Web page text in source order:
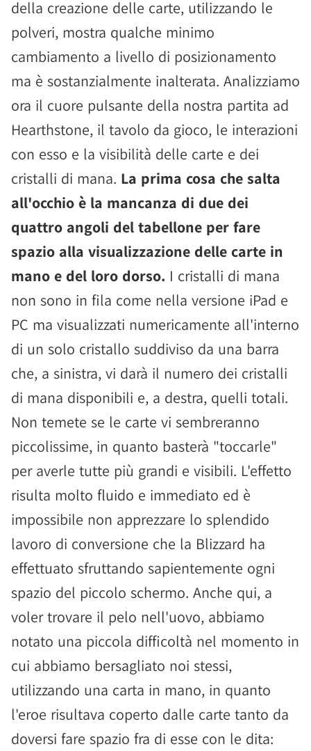
della creazione delle carte, utilizzando le
polveri, mostra qualche minimo
cambiamento a livello di posizionamento
ma è sostanzialmente inalterata. Analizziamo
ora il cuore pulsante della nostra partita ad
Hearthstone, il tavolo da gioco, le interazioni
con esso e la visibilità delle carte e dei
cristalli di mana. La prima cosa che salta
all'occhio è la mancanza di due dei
quattro angoli del tabellone per fare
spazio alla visualizzazione delle carte in
mano e del loro dorso. I cristalli di mana
non sono in fila come nella versione iPad e
PC ma visualizzati numericamente all'interno
di un solo cristallo suddiviso da una barra
che, a sinistra, vi darà il numero dei cristalli
di mana disponibili e, a destra, quelli totali.
Non temete se le carte vi sembreranno
piccolissime, in quanto basterà "toccarle"
per averle tutte più grandi e visibili. L'effetto
risulta molto fluido e immediato ed è
impossibile non apprezzare lo splendido
lavoro di conversione che la Blizzard ha
effettuato sfruttando sapientemente ogni
spazio del piccolo schermo. Anche qui, a
voler trovare il pelo nell'uovo, abbiamo
notato una piccola difficoltà nel momento in
cui abbiamo bersagliato noi stessi,
utilizzando una carta in mano, in quanto
l'eroe risultava coperto dalle carte tanto da
doversi fare spazio fra di esse con le dita: